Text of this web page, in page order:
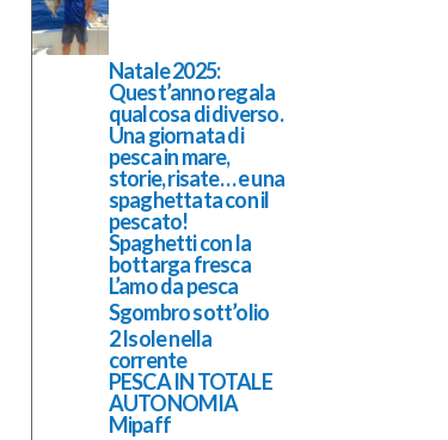
Natale 2025:
Quest’anno regala
qualcosa di diverso.
Una giornata di
pesca in mare,
storie, risate… e una
spaghettata con il
pescato!
Spaghetti con la
bottarga fresca
L’amo da pesca
Sgombro sott’olio
2 Isole nella
corrente
PESCA IN TOTALE
AUTONOMIA
Mipaff